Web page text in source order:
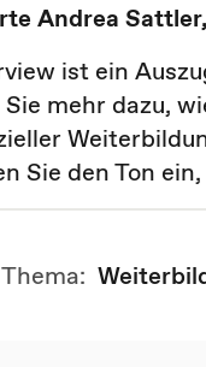
Andrea
ist ein
mehr dazu,
Sie den Ton